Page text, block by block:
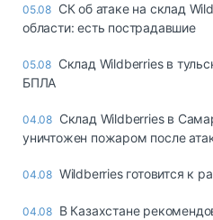
05.08 СК об атаке на склад
области: есть пострадавшие
05.08 Склад Wildberries в
БПЛА
04.08 Склад Wildberries в
уничтожен пожаром после
04.08 Wildberries готовится к
04.08 В Казахстане